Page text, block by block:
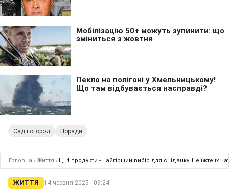
Сад і огород Поради
Головна › Життя › Ці 4 продукти - найгірший вибір для сніданку. Не їжте їх
ЖИТТЯ 14 червня 2025 · 09:24